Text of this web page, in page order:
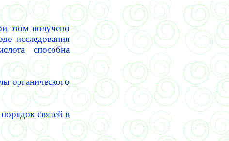
этом получено
исследования
способна
органического
связей в